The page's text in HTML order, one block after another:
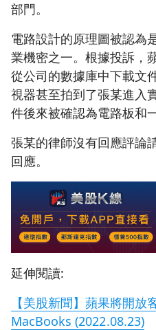
部門。
電路設計的原理圖被認為
業機密之一。根據投訴，
從公司的數據庫中下載文
視器甚至拍到了張某進入
件後來被確認為電路板和
張某的律師沒有回應評論
回應。
延伸閱讀:
【美股新聞】蘋果將開
MacBooks (2022.08.23)